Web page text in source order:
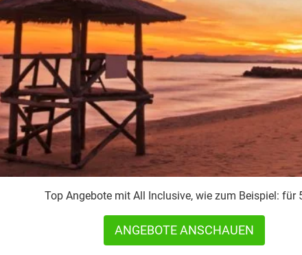
Top Angebote mit All Inclusive, wie zum Beispiel: für
ANGEBOTE ANSCHAUEN